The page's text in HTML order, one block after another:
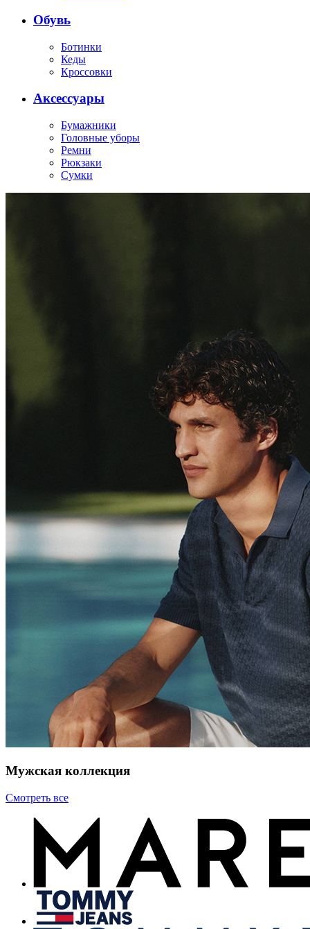
Обувь
Ботинки
Кеды
Кроссовки
Аксессуары
Бумажники
Головные уборы
Ремни
Рюкзаки
Сумки
Мужская коллекция
Смотреть все